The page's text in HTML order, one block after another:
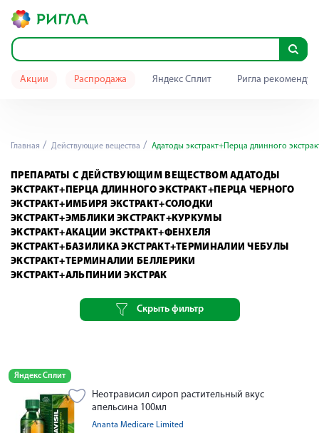
Акции Распродажа Яндекс Сплит Ригла
Главная Действующие вещества Адатоды экстракт+Перца длинного
ПРЕПАРАТЫ С ДЕЙСТВУЮЩИМ ВЕЩЕСТВОМ АДАТОДЫ
ЭКСТРАКТ+ПЕРЦА ДЛИННОГО ЭКСТРАКТ+ПЕРЦА ЧЕРНОГО
ЭКСТРАКТ+ИМБИРЯ ЭКСТРАКТ+СОЛОДКИ
ЭКСТРАКТ+ЭМБЛИКИ ЭКСТРАКТ+КУРКУМЫ
ЭКСТРАКТ+АКАЦИИ ЭКСТРАКТ+ФЕНХЕЛЯ
ЭКСТРАКТ+БАЗИЛИКА ЭКСТРАКТ+ТЕРМИНАЛИИ ЧЕБУЛЫ
ЭКСТРАКТ+ТЕРМИНАЛИИ БЕЛЛЕРИКИ
ЭКСТРАКТ+АЛЬПИНИИ ЭКСТРАК
Скрыть фильтр
Яндекс Сплит
Неотрависил сироп растительный вкус
апельсина 100мл
Ananta Medicare Limited